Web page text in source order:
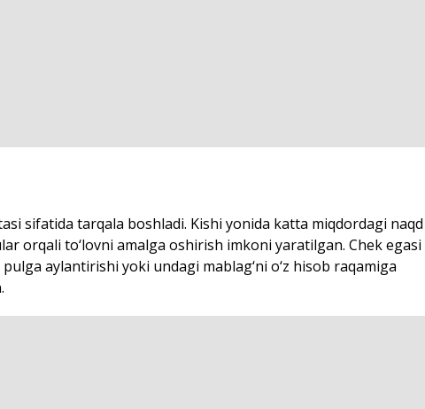
sifatida tarqala boshladi. Kishi yonida katta miqdordagi naqd
orqali to‘lovni amalga oshirish imkoni yaratilgan. Chek egasi
aylantirishi yoki undagi mablag‘ni o‘z hisob raqamiga